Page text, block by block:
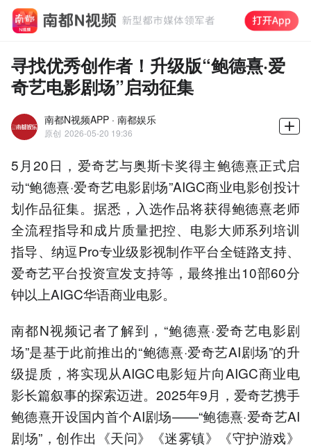
寻找优秀创作者！升级版“鲍德熹·爱
奇艺电影剧场”启动征集
南都N视频APP · 南都娱乐
原创 2026-05-20 19:36
5月20日，爱奇艺与奥斯卡奖得主鲍德熹正式启
动“鲍德熹·爱奇艺电影剧场”AIGC商业电影创投计
划作品征集。据悉，入选作品将获得鲍德熹老师
全流程指导和成片质量把控、电影大师系列培训
指导、纳逗Pro专业级影视制作平台全链路支持、
爱奇艺平台投资宣发支持等，最终推出10部60分
钟以上AIGC华语商业电影。
南都N视频记者了解到，“鲍德熹·爱奇艺电影剧
场”是基于此前推出的“鲍德熹·爱奇艺AI剧场”的升
级提质，将实现从AIGC电影短片向AIGC商业电
影长篇叙事的探索迈进。2025年9月，爱奇艺携手
鲍德熹开设国内首个AI剧场——“鲍德熹·爱奇艺AI
剧场”，创作出《天问》《迷雾镇》《守护游戏》